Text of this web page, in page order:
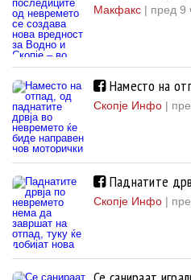
Макфакс | пред 9
Наместо на
Скопје Инфо |
Паднатите
Скопје Инфо |